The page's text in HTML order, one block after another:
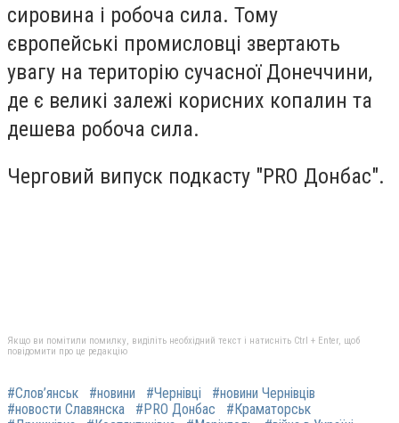
сировина і робоча сила. Тому
європейські промисловці звертають
увагу на територію сучасної Донеччини,
де є великі залежі корисних копалин та
дешева робоча сила.
Черговий випуск подкасту "PRO Донбас".
Якщо ви помітили помилку, виділіть необхідний текст і натисніть Ctrl + Enter, щоб
повідомити про це редакцію
#Слов’янськ #новини #Чернівці
#новини Чернівців
#новости Славянска
#PRO Донбас
#Краматорськ